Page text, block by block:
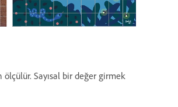
Sayısal bir değer girmek